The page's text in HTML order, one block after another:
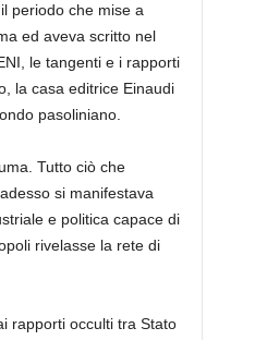
periodo che mise a
ed aveva scritto nel
le tangenti e i rapporti
la casa editrice Einaudi
pasoliniano.
Tutto ciò che
si manifestava
e politica capace di
rivelasse la rete di
rapporti occulti tra Stato